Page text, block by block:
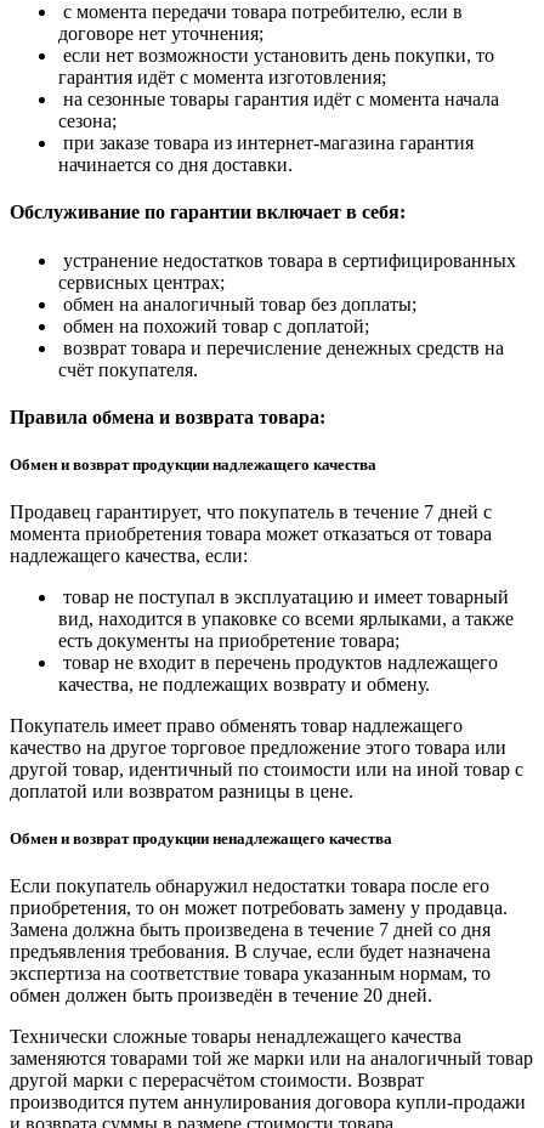
с момента передачи товара потребителю, если в
договоре нет уточнения;
если нет возможности установить день покупки, то
гарантия идёт с момента изготовления;
на сезонные товары гарантия идёт с момента начала
сезона;
при заказе товара из интернет-магазина гарантия
начинается со дня доставки.
Обслуживание по гарантии включает в себя:
устранение недостатков товара в сертифицированных
сервисных центрах;
обмен на аналогичный товар без доплаты;
обмен на похожий товар с доплатой;
возврат товара и перечисление денежных средств на
счёт покупателя.
Правила обмена и возврата товара:
Обмен и возврат продукции надлежащего качества
Продавец гарантирует, что покупатель в течение 7 дней с
момента приобретения товара может отказаться от товара
надлежащего качества, если:
товар не поступал в эксплуатацию и имеет товарный
вид, находится в упаковке со всеми ярлыками, а также
есть документы на приобретение товара;
товар не входит в перечень продуктов надлежащего
качества, не подлежащих возврату и обмену.
Покупатель имеет право обменять товар надлежащего
качество на другое торговое предложение этого товара или
другой товар, идентичный по стоимости или на иной товар с
доплатой или возвратом разницы в цене.
Обмен и возврат продукции ненадлежащего качества
Если покупатель обнаружил недостатки товара после его
приобретения, то он может потребовать замену у продавца.
Замена должна быть произведена в течение 7 дней со дня
предъявления требования. В случае, если будет назначена
экспертиза на соответствие товара указанным нормам, то
обмен должен быть произведён в течение 20 дней.
Технически сложные товары ненадлежащего качества
заменяются товарами той же марки или на аналогичный товар
другой марки с перерасчётом стоимости. Возврат
производится путем аннулирования договора купли-продажи